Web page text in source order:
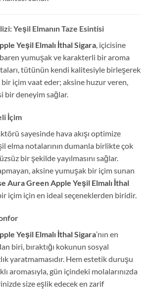
Yeşil Elmanın Taze Esintisi
Yeşil Elmalı İthal Sigara, içicisine
yumuşak ve karakterli bir aroma
tütünün kendi kalitesiyle birleşerek
bir içim vaat eder; aksine huzur veren,
bir deneyim sağlar.
İçim
sayesinde hava akışı optimize
elma notalarının dumanla birlikte çok
bir şekilde yayılmasını sağlar.
aksine yumuşak bir içim sunan
Aura Green Apple Yeşil Elmalı İthal
içim için en ideal seçeneklerden biridir.
Yeşil Elmalı İthal Sigara’nın en
biri, bıraktığı kokunun sosyal
yaratmamasıdır. Hem estetik duruşu
aromasıyla, gün içindeki molalarınızda
size eşlik edecek en zarif